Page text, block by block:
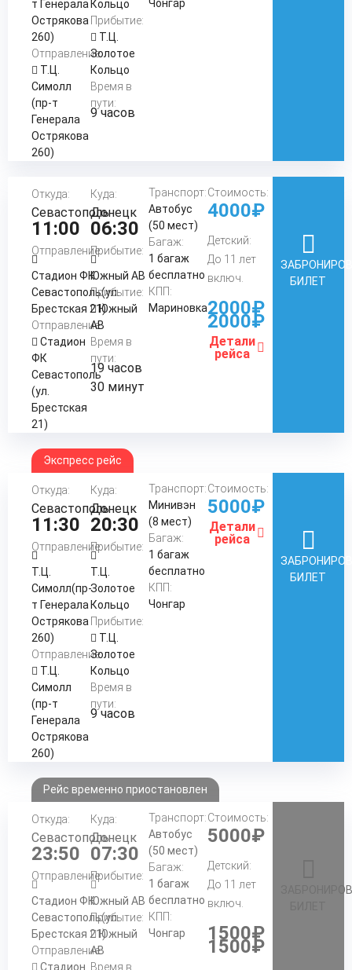
т Генерала
Острякова
260)
Отправление:
Т.Ц.
Симолл
(пр-т
Генерала
Острякова
260)
Кольцо
Прибытие:
Т.Ц.
Золотое
Кольцо
Время в
пути:
9 часов
Чонгар
Откуда:
Севастополь
11:00
Отправление:
Стадион ФК
Севастополь(ул.
Брестская 21)
Отправление:
Стадион
ФК
Севастополь
(ул.
Брестская
21)
Куда:
Донецк
06:30
Прибытие:
Южный АВ
Прибытие:
Южный
АВ
Время в
пути:
19 часов
30 минут
Транспорт:
Автобус
(50 мест)
Багаж:
1 багаж
бесплатно
КПП:
Мариновка
Стоимость:
4000₽
Детский:
До 11 лет
включ.
2000₽
2000₽
Детали
рейса
БИЛЕТ
Экспресс рейс
Откуда:
Севастополь
11:30
Отправление:
Т.Ц.
Симолл(пр-
т Генерала
Острякова
260)
Отправление:
Т.Ц.
Симолл
(пр-т
Генерала
Острякова
260)
Куда:
Донецк
20:30
Прибытие:
Т.Ц.
Золотое
Кольцо
Прибытие:
Т.Ц.
Золотое
Кольцо
Время в
пути:
9 часов
Транспорт:
Минивэн
(8 мест)
Багаж:
1 багаж
бесплатно
КПП:
Чонгар
Стоимость:
5000₽
Детали
рейса
БИЛЕТ
Рейс временно приостановлен
Откуда:
Севастополь
23:50
Отправление:
Стадион ФК
Севастополь(ул.
Брестская 21)
Отправление:
Стадион
Куда:
Донецк
07:30
Прибытие:
Южный АВ
Прибытие:
Южный
АВ
Время в
Транспорт:
Автобус
(50 мест)
Багаж:
1 багаж
бесплатно
КПП:
Чонгар
Стоимость:
5000₽
Детский:
До 11 лет
включ.
1500₽
1500₽